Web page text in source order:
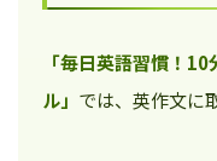
「毎日英語習慣！
ル」 では、英作文に